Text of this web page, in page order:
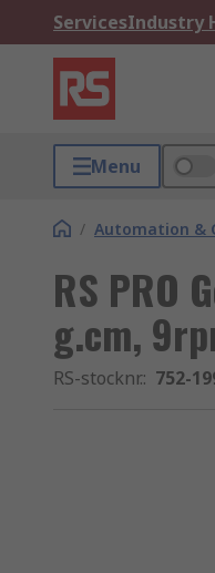
ServicesIndustry
Menu
/ Automation &
RS PRO
g.cm,
RS-stocknr.: 752-